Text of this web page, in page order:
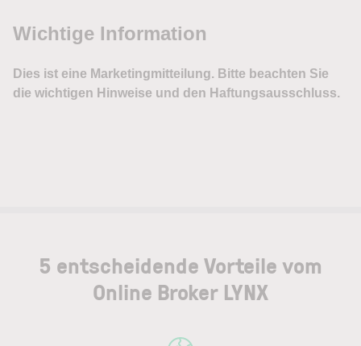
5 entscheidende Vorteile vom
Online Broker LYNX